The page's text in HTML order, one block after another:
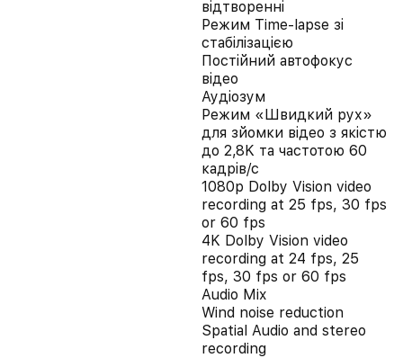
відтворенні
Режим Time‑lapse зі
стабілізацією
Постійний автофокус
відео
Аудіозум
Режим «Швидкий рух»
для зйомки відео з якістю
до 2,8K та частотою 60
кадрів/с
1080p Dolby Vision video
recording at 25 fps, 30 fps
or 60 fps
4K Dolby Vision video
recording at 24 fps, 25
fps, 30 fps or 60 fps
Audio Mix
Wind noise reduction
Spatial Audio and stereo
recording